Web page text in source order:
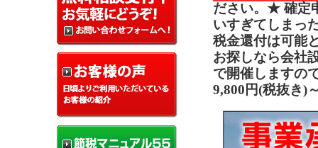
ださい。★ 確定
いすぎてしまっ
税金還付は可能
お探しなら会社
で開催しますの
9,800円(税抜き)